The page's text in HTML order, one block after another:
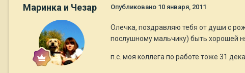
Маринка и Чезар Опубликовано 10 января, 2011
Олечка, поздравляю тебя от души с
послушному мальчику) быть хорошей
п.с. моя коллега по работе тоже 31